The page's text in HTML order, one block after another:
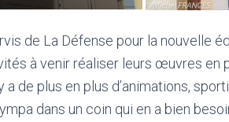
de La Défense pour la nouvelle
à venir réaliser leurs œuvres en
de plus en plus d’animations,
dans un coin qui en a bien